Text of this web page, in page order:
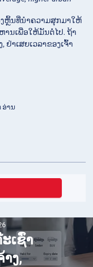
ງຫຼິ້ນທີ່ນໍາຄວາມສຸກມາໃຫ້
ານເພື່ອໃຫ້ມັນຕໍ່ໄປ. ຖ້າ
າເສຍເວລາຂອງເຈົ້າ
ອ່ານ
: ຄູ່ມື